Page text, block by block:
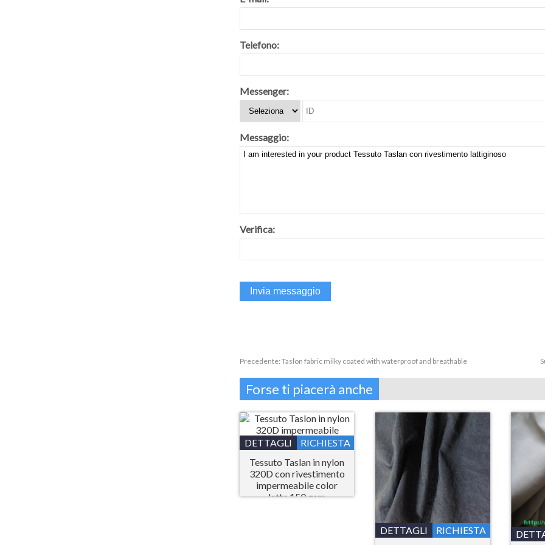
Telefono:
Messenger:
Messaggio:
Verifica:
Precedente: Taslon fabric milky coated with waterproof and breathable
Forse ti piacerà anche
DETTAGLI
RICHIESTA
Tessuto Taslan in nylon
320D con rivestimento
impermeabile color
latte 150 gsm
DETTAGLI
RICHIESTA